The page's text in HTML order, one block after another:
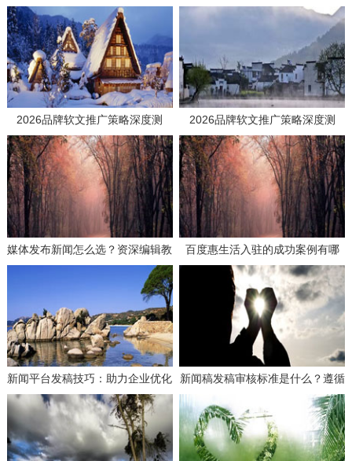
2026品牌软文推广策略深度测
评：如何选择高效媒体发稿供应商
实现品效合一？
2026品牌软文推广策略深度测
评：如何选择高效媒体发稿供应商
实现品效合一？
媒体发布新闻怎么选？资深编辑教
你选平台！
百度惠生活入驻的成功案例有哪
些？学习这些经验避免失误！
新闻平台发稿技巧：助力企业优化
搜索引擎排名的有效策略
新闻稿发稿审核标准是什么？遵循